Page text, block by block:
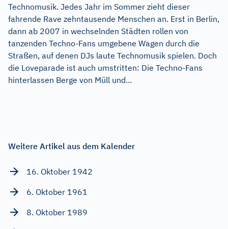
Technomusik. Jedes Jahr im Sommer zieht dieser
fahrende Rave zehntausende Menschen an. Erst in Berlin,
dann ab 2007 in wechselnden Städten rollen von
tanzenden Techno-Fans umgebene Wagen durch die
Straßen, auf denen DJs laute Technomusik spielen. Doch
die Loveparade ist auch umstritten: Die Techno-Fans
hinterlassen Berge von Müll und...
Weitere Artikel aus dem Kalender
16. Oktober 1942
6. Oktober 1961
8. Oktober 1989